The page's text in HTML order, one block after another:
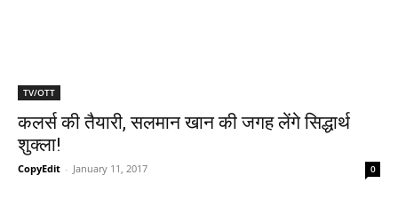
TV/OTT
कलर्स की तैयारी, सलमान खान की जगह लेंगे सिद्धार्थ
शुक्‍ला!
CopyEdit - January 11, 2017 0